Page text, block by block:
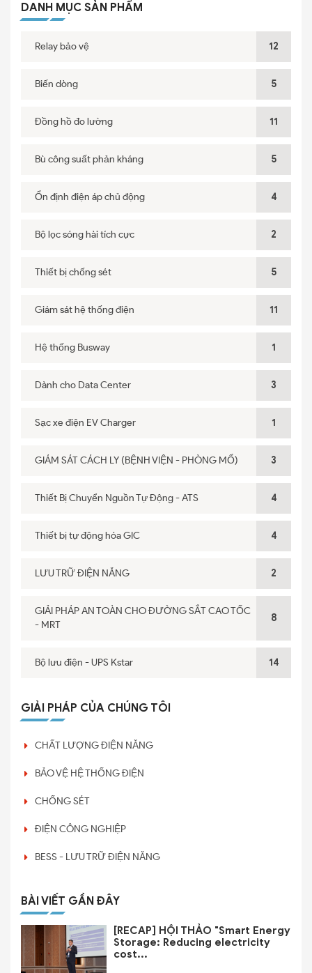
DANH MỤC SẢN PHẨM
Relay bảo vệ 12
Biến dòng 5
Đồng hồ đo lường 11
Bù công suất phản kháng 5
Ổn định điện áp chủ động 4
Bộ lọc sóng hài tích cực 2
Thiết bị chống sét 5
Giám sát hệ thống điện 11
Hệ thống Busway 1
Dành cho Data Center 3
Sạc xe điện EV Charger 1
GIÁM SÁT CÁCH LY (BỆNH VIỆN - PHÒNG MỔ) 3
Thiết Bị Chuyển Nguồn Tự Động - ATS 4
Thiết bị tự động hóa GIC 4
LƯU TRỮ ĐIỆN NĂNG 2
GIẢI PHÁP AN TOÀN CHO ĐƯỜNG SẮT CAO TỐC
- MRT
8
Bộ lưu điện - UPS Kstar 14
GIẢI PHÁP CỦA CHÚNG TÔI
CHẤT LƯỢNG ĐIỆN NĂNG
BẢO VỆ HỆ THỐNG ĐIỆN
CHỐNG SÉT
ĐIỆN CÔNG NGHIỆP
BESS - LƯU TRỮ ĐIỆN NĂNG
BÀI VIẾT GẦN ĐÂY
[RECAP] HỘI THẢO "Smart Energy
Storage: Reducing electricity
cost...